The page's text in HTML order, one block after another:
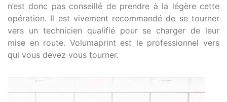
n’est donc pas conseillé de prendre à la légère cette
opération. Il est vivement recommandé de se tourner
vers un technicien qualifié pour se charger de leur
mise en route. Volumaprint est le professionnel vers
qui vous devez vous tourner.